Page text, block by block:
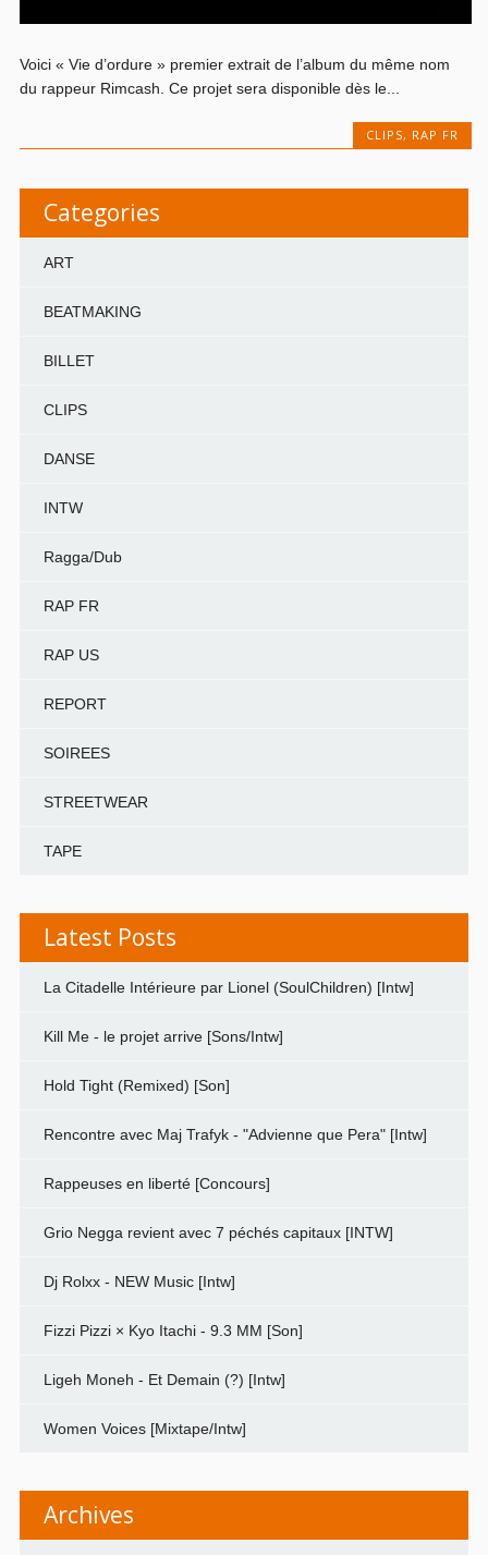
Voici « Vie d’ordure » premier extrait de l’album du même nom
du rappeur Rimcash. Ce projet sera disponible dès le...
CLIPS, RAP FR
Categories
ART
BEATMAKING
BILLET
CLIPS
DANSE
INTW
Ragga/Dub
RAP FR
RAP US
REPORT
SOIREES
STREETWEAR
TAPE
Latest Posts
La Citadelle Intérieure par Lionel (SoulChildren) [Intw]
Kill Me - le projet arrive [Sons/Intw]
Hold Tight (Remixed) [Son]
Rencontre avec Maj Trafyk - "Advienne que Pera" [Intw]
Rappeuses en liberté [Concours]
Grio Negga revient avec 7 péchés capitaux [INTW]
Dj Rolxx - NEW Music [Intw]
Fizzi Pizzi × Kyo Itachi - 9.3 MM [Son]
Ligeh Moneh - Et Demain (?) [Intw]
Women Voices [Mixtape/Intw]
Archives